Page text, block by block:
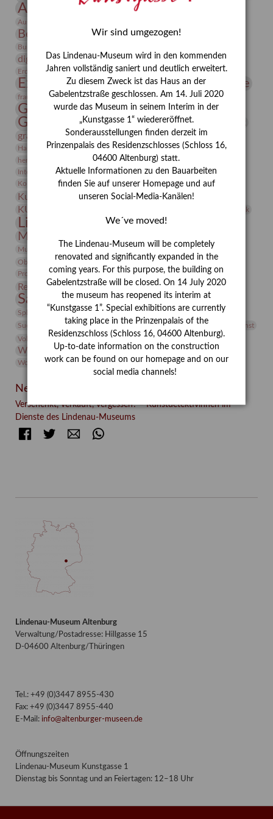
Ausstellung
Ausstellung "Berliner Blätter"
Ausstellung „Vier Winde“
Bernhard August von Lindenau
Burg Posterstein
digitallabor Entartete Kunst
Enteignung
Erdmann Julius Dietrich
Erlebnisportal estrusker Exlibris
Expressionismus Festrede Florenz Fotografie
frauen Frauen in der Antike und heute
Gerhard-Altenbourg-Preis
Gerhard Altenbourg
Gerhard Kurt Müller
grafische sammlung griechische Mythologie
Hanns-Conon von der Gabelentz Heinrich Kirchhoff Heldinnen
herman de vries Humboldt
Insekten
Integriertes Schädlingsmanagement
Italien Jahresempfang
Jubiläum
Kolosseum
Kooperationsausstellung Korkmodelle Kunst
Kunstmuseum Kunstvermittlung Kunst von Kühl
KUNSTWAND Lehmbruck
Lindenau-Museum Marstall
Museumsgeschichte
Museumspädagogik Mäzen Napoleon Natur
Neue Remise
Objekt im Fokus
Paul Klee Peter Schnürpel Phelloplastik
Pohlhof
Provenienz
Provenienzforschung
Restaurierung Restitution Rudi Lesser Ruth Wolf-Rehfeld
Sammlung Samstagszeichner Skulptur
Sonderausstellung
Sphinx
studio Studio Bildende Kunst
studioDIGITAL
Suermondt-Ludwig-Museum
Vermittlung Video
Videokunst
Volontariat
Walter Rheiner Weihnachten Werefkin
Werkbetrachtung Winter Wissenschaft
Wolf and Dog
Wolf und Hund
Zirkuswoche
Neueste Beiträge
Verschenkt, verkauft, vergessen? – Kunstdetektivinnen im
Dienste des Lindenau-Museums
FacebookTwitter E-mail
Lindenau-Museum Altenburg
Verwaltung/Postadresse: Hillgasse 15
D-04600 Altenburg/Thüringen
Tel.: +49 (0)3447 8955-430
Fax: +49 (0)3447 8955-440
E-Mail: info@altenburger-museen.de
Öffnungszeiten
Lindenau-Museum Kunstgasse 1
Dienstag bis Sonntag und an Feiertagen: 12–18 Uhr
Wir sind umgezogen!
Das Lindenau-Museum wird in den kommenden
Jahren vollständig saniert und deutlich erweitert.
Zu diesem Zweck ist das Haus an der
Gabelentzstraße geschlossen. Am 14. Juli 2020
wurde das Museum in seinem Interim in der
„Kunstgasse 1“ wiedereröffnet.
Sonderausstellungen finden derzeit im
Prinzenpalais des Residenzschlosses (Schloss 16,
04600 Altenburg) statt.
Aktuelle Informationen zu den Bauarbeiten
finden Sie auf unserer Homepage und auf
unseren Social-Media-Kanälen!
We´ve moved!
The Lindenau-Museum will be completely
renovated and significantly expanded in the
coming years. For this purpose, the building on
Gabelentzstraße will be closed. On 14 July 2020
the museum has reopened its interim at
“Kunstgasse 1”. Special exhibitions are currently
taking place in the Prinzenpalais of the
Residenzschloss (Schloss 16, 04600 Altenburg).
Up-to-date information on the construction
work can be found on our homepage and on our
social media channels!